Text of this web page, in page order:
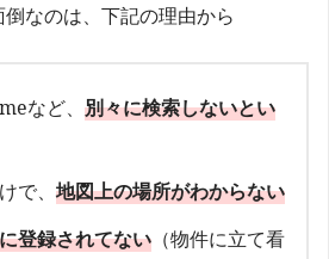
なのは、下記の理由から
など、 別々に検索しないとい
で、 地図上の場所がわからない
登録されてない （物件に立て看